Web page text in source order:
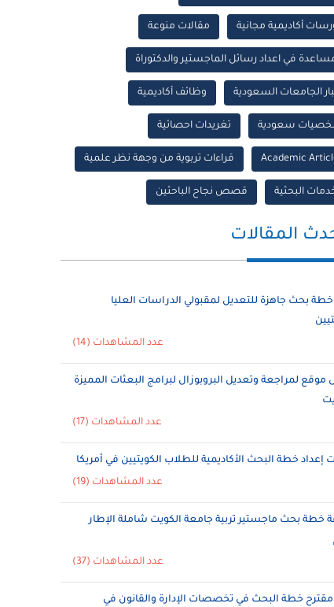
أكاديمية مجانية مقالات منوعة
في اعداد رسائل الماجستير والدكتوراة
الجامعات السعودية وظائف أكاديمية
سعودية تغريدات احصائية
Academic قراءات تربوية من وجهة نظر علمية
البحثية قصص نجاح الباحثين
المقالات
خطة بحث جاهزة للتعديل لمقبولي الدراسات العليا
عدد المشاهدات (14)
لمراجعة وتعديل البروبوزال لبرامج البعثات المميزة
عدد المشاهدات (17)
إعداد خطة البحث الأكاديمية للطلاب الكويتيين في أمريكا
عدد المشاهدات (19)
خطة بحث ماجستير تربية جامعة الكويت شاملة الإطار
عدد المشاهدات (37)
مقترح خطة البحث في تخصصات الإدارة والقانون في